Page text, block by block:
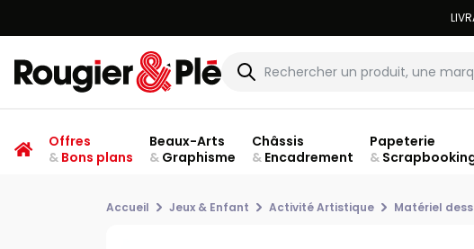
Offres
&Bons plans
Beaux-Arts
&Graphisme
Châssis
&Encadrement
Papeterie
&
Accueil Jeux & Enfant Activité Artistique Matériel